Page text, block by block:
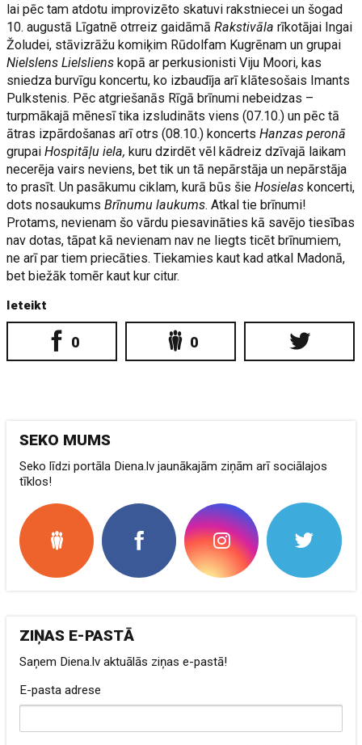
lai pēc tam atdotu improvizēto skatuvi rakstniecei un šogad
10. augustā Līgatnē otrreiz gaidāmāRakstivālarīkotājai Ingai
Žoludei, stāvizrāžu komiķim Rūdolfam Kugrēnam un grupai
Nielslens Lielslienskopā ar perkusionisti Viju Moori, kas
sniedza burvīgu koncertu, ko izbaudīja arī klātesošais Imants
Pulkstenis. Pēc atgriešanās Rīgā brīnumi nebeidzas –
turpmākajā mēnesī tika izsludināts viens (07.10.) un pēc tā
ātras izpārdošanas arī otrs (08.10.) koncertsHanzas peronā
grupaiHospitāļu iela,kuru dzirdēt vēl kādreiz dzīvajā laikam
necerēja vairs neviens, bet tik un tā nepārstāja un nepārstāja
to prasīt. Un pasākumu ciklam, kurā būs šieHosielas koncerti,
dots nosaukumsBrīnumu laukums. Atkal tie brīnumi!
Protams, nevienam šo vārdu piesavināties kā savējo tiesības
nav dotas, tāpat kā nevienam nav ne liegts ticēt brīnumiem,
ne arī par tiem priecāties. Tiekamies kaut kad atkal Madonā,
bet biežāk tomēr kaut kur citur.
Ieteikt
0 0
SEKO MUMS
Seko līdzi portāla Diena.lv jaunākajām ziņām arī sociālajos
tīklos!
ZIŅAS E-PASTĀ
Saņem Diena.lv aktuālās ziņas e-pastā!
E-pasta adrese